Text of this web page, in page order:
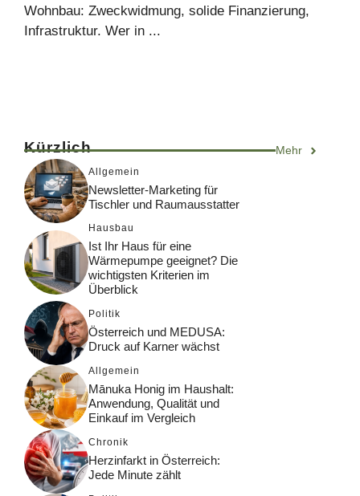
Wohnbau: Zweckwidmung, solide Finanzierung,
Infrastruktur. Wer in ...
Kürzlich Mehr
Allgemein
Newsletter-Marketing für
Tischler und Raumausstatter
Hausbau
Ist Ihr Haus für eine
Wärmepumpe geeignet? Die
wichtigsten Kriterien im
Überblick
Politik
Österreich und MEDUSA:
Druck auf Karner wächst
Allgemein
Mānuka Honig im Haushalt:
Anwendung, Qualität und
Einkauf im Vergleich
Chronik
Herzinfarkt in Österreich:
Jede Minute zählt